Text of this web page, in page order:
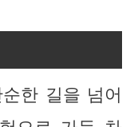
한 길을 넘어